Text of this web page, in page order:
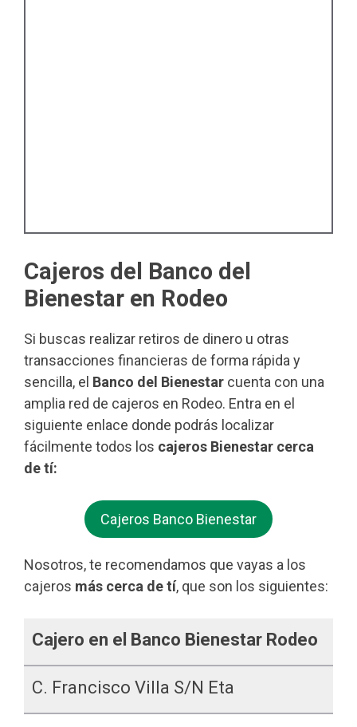
Cajeros del Banco del
Bienestar en Rodeo
Si buscas realizar retiros de dinero u otras
transacciones financieras de forma rápida y
sencilla, el Banco del Bienestar cuenta con una
amplia red de cajeros en Rodeo. Entra en el
siguiente enlace donde podrás localizar
fácilmente todos los cajeros Bienestar cerca
de tí:
Cajeros Banco Bienestar
Nosotros, te recomendamos que vayas a los
cajeros más cerca de tí, que son los siguientes:
Cajero en el Banco Bienestar Rodeo
C. Francisco Villa S/n Eta